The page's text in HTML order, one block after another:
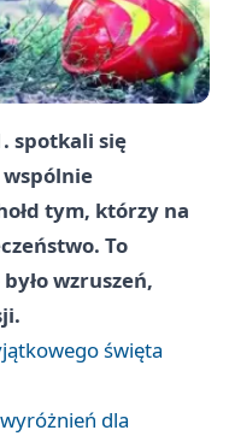
spotkali się
wspólnie
tym, którzy na
To
wzruszeń,
święta
dla